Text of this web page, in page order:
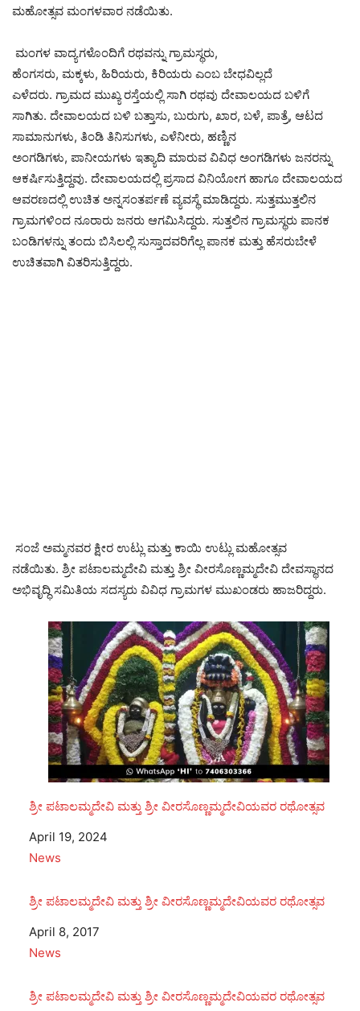
ಮಹೋತ್ಸವ ಮಂಗಳವಾರ ನಡೆಯಿತು.
ಮಂಗಳ ವಾದ್ಯಗಳೊಂದಿಗೆ ರಥವನ್ನು ಗ್ರಾಮಸ್ಥರು,
ಹೆಂಗಸರು, ಮಕ್ಕಳು, ಹಿರಿಯರು, ಕಿರಿಯರು ಎಂಬ ಬೇಧವಿಲ್ಲದೆ
ಎಳೆದರು. ಗ್ರಾಮದ ಮುಖ್ಯ ರಸ್ತೆಯಲ್ಲಿ ಸಾಗಿ ರಥವು ದೇವಾಲಯದ ಬಳಿಗೆ
ಸಾಗಿತು. ದೇವಾಲಯದ ಬಳಿ ಬತ್ತಾಸು, ಬುರುಗು, ಖಾರ, ಬಳೆ, ಪಾತ್ರೆ, ಆಟದ
ಸಾಮಾನುಗಳು, ತಿಂಡಿ ತಿನಿಸುಗಳು, ಎಳೆನೀರು, ಹಣ್ಣಿನ
ಅಂಗಡಿಗಳು, ಪಾನೀಯಗಳು ಇತ್ಯಾದಿ ಮಾರುವ ವಿವಿಧ ಅಂಗಡಿಗಳು ಜನರನ್ನು
ಆಕರ್ಷಿಸುತ್ತಿದ್ದವು. ದೇವಾಲಯದಲ್ಲಿ ಪ್ರಸಾದ ವಿನಿಯೋಗ ಹಾಗೂ ದೇವಾಲಯದ
ಆವರಣದಲ್ಲಿ ಉಚಿತ ಅನ್ನಸಂತರ್ಪಣೆ ವ್ಯವಸ್ಥೆ ಮಾಡಿದ್ದರು. ಸುತ್ತಮುತ್ತಲಿನ
ಗ್ರಾಮಗಳಿಂದ ನೂರಾರು ಜನರು ಆಗಮಿಸಿದ್ದರು. ಸುತ್ತಲಿನ ಗ್ರಾಮಸ್ಥರು ಪಾನಕ
ಬಂಡಿಗಳನ್ನು ತಂದು ಬಿಸಿಲಲ್ಲಿ ಸುಸ್ತಾದವರಿಗೆಲ್ಲ ಪಾನಕ ಮತ್ತು ಹೆಸರುಬೇಳೆ
ಉಚಿತವಾಗಿ ವಿತರಿಸುತ್ತಿದ್ದರು.
ಸಂಜೆ ಅಮ್ಮನವರ ಕ್ಷೀರ ಉಟ್ಲು ಮತ್ತು ಕಾಯಿ ಉಟ್ಲು ಮಹೋತ್ಸವ
ನಡೆಯಿತು. ಶ್ರೀ ಪಟಾಲಮ್ಮದೇವಿ ಮತ್ತು ಶ್ರೀ ವೀರಸೊಣ್ಣಮ್ಮದೇವಿ ದೇವಸ್ಥಾನದ
ಅಭಿವೃದ್ಧಿ ಸಮಿತಿಯ ಸದಸ್ಯರು ವಿವಿಧ ಗ್ರಾಮಗಳ ಮುಖಂಡರು ಹಾಜರಿದ್ದರು.
ಶ್ರೀ ಪಟಾಲಮ್ಮದೇವಿ ಮತ್ತು ಶ್ರೀ ವೀರಸೊಣ್ಣಮ್ಮದೇವಿಯವರ ರಥೋತ್ಸವ
Date
April 19, 2024
In relation to
News
ಶ್ರೀ ಪಟಾಲಮ್ಮದೇವಿ ಮತ್ತು ಶ್ರೀ ವೀರಸೊಣ್ಣಮ್ಮದೇವಿಯವರ ರಥೋತ್ಸವ
Date
April 8, 2017
In relation to
News
ಶ್ರೀ ಪಟಾಲಮ್ಮದೇವಿ ಮತ್ತು ಶ್ರೀ ವೀರಸೊಣ್ಣಮ್ಮದೇವಿಯವರ ರಥೋತ್ಸವ